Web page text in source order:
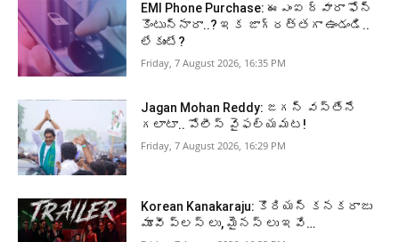
EMI Phone Purchase: ఈఎంఐ ద్వారా ఫోన్
కొంటున్నారా..? ఇక జాగ్రత్తగా ఉండండి..
లేకుంటే?
Friday, 7 August 2026, 16:35 PM
Jagan Mohan Reddy: జగన్ వస్తేనే
గలాటా.. పోలీస్ వైఫల్యమట!
Friday, 7 August 2026, 16:29 PM
Korean Kanakaraju: కొరియన్ కనకరాజు
మూవీ ప్లస్ లు, మైనస్ లు ఇవే…